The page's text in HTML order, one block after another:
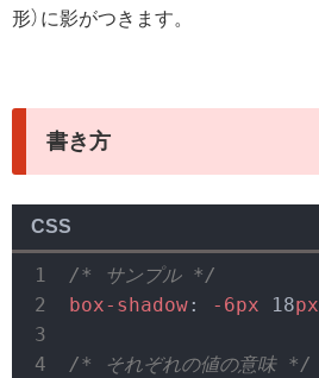
形）に影がつきます。
書き方
CSS
/* サンプル */
box-shadow: -6px 18px
/* それぞれの値の意味 */